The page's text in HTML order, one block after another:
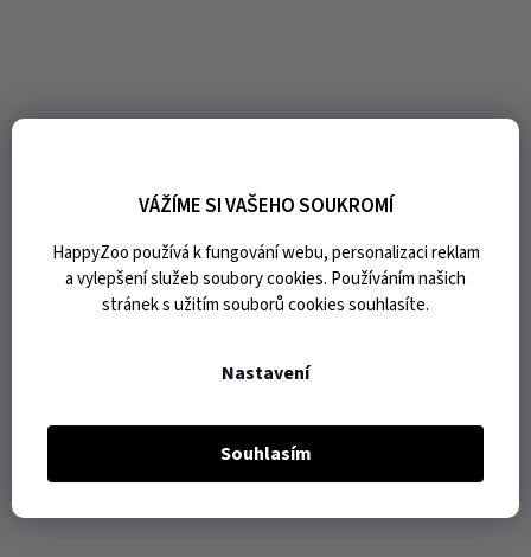
VÁŽÍME SI VAŠEHO SOUKROMÍ
HappyZoo používá k fungování webu, personalizaci reklam
a vylepšení služeb soubory cookies. Používáním našich
stránek s užitím souborů cookies souhlasíte.
Nastavení
Souhlasím